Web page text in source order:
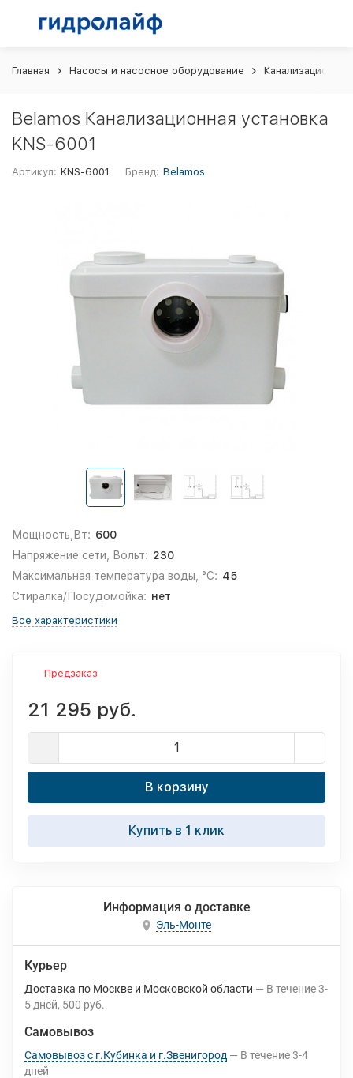
Главная Насосы и насосное оборудование
Belamos Канализационная установка
KNS-6001
Артикул: KNS-6001 Бренд: Belamos
Мощность,Вт: 600
Напряжение сети, Вольт: 230
Максимальная температура воды, °С: 45
Стиралка/Посудомойка: нет
Все характеристики
Предзаказ
21 295 руб.
В корзину
Купить в 1 клик
Информация о доставке
Эль-Монте
Курьер
Доставка по Москве и Московской области В течение3-
5 дней 500 руб.
Самовывоз
Самовывоз с г.Кубинка и г.Звенигород В течение3-4
дней